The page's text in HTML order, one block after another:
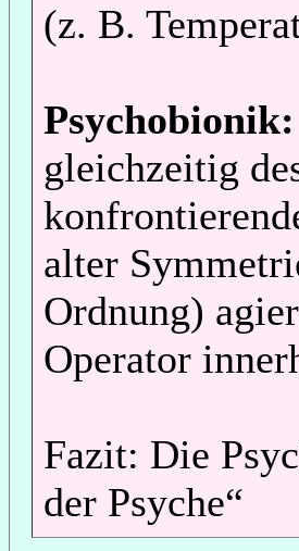
(z. B.
Psychobionik:
gleichzeitig
alter
Ordnung)
Operator
Fazit: Die
der Psyche“